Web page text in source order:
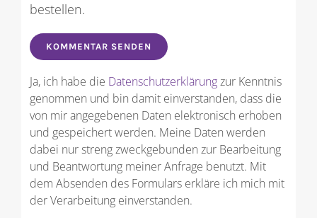
bestellen.
Ja, ich habe die Datenschutzerklärungzur Kenntnis
genommen und bin damit einverstanden, dass die
von mir angegebenen Daten elektronisch erhoben
und gespeichert werden. Meine Daten werden
dabei nur streng zweckgebunden zur Bearbeitung
und Beantwortung meiner Anfrage benutzt. Mit
dem Absenden des Formulars erkläre ich mich mit
der Verarbeitung einverstanden.